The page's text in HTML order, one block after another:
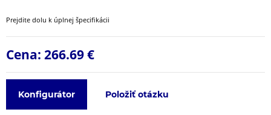
Prejdite dolu k úplnej špecifikácii
Cena: 266.69 €
Konfigurátor Položiť otázku